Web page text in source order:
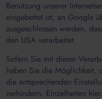
Benutzung unserer
eingebettet ist, an Google
ausgeschlossen werden,
den USA verarbeitet.
Sofern Sie mit dieser
haben Sie die Möglichkeit,
die entsprechenden
verhindern. Einzelheiten